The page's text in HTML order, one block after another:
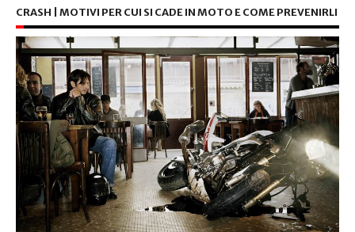
CRASH | MOTIVI PER CUI SI CADE IN MOTO E COME PREVENIRLI